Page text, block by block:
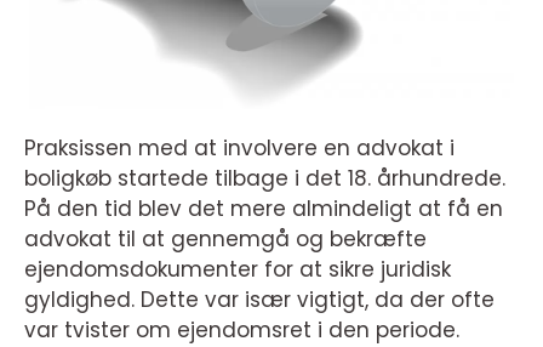
Praksissen med at involvere en advokat i
boligkøb startede tilbage i det 18. århundrede.
På den tid blev det mere almindeligt at få en
advokat til at gennemgå og bekræfte
ejendomsdokumenter for at sikre juridisk
gyldighed. Dette var især vigtigt, da der ofte
var tvister om ejendomsret i den periode.